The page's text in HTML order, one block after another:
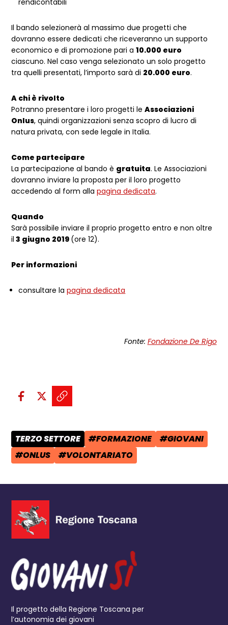
rendicontabili
Il bando selezionerà al massimo due progetti che
dovranno essere dedicati che riceveranno un supporto
economico e di promozione pari a10.000 euro
ciascuno. Nel caso venga selezionato un solo progetto
tra quelli presentati, l’importo sarà di 20.000 euro.
A chi è rivolto
Potranno presentare i loro progetti leAssociazioni
Onlus, quindi organizzazioni senza scopro di lucro di
natura privata, con sede legale in Italia.
Come partecipare
La partecipazione al bando è gratuita. Le Associazioni
dovranno inviare la proposta per il loro progetto
accedendo al form allapagina dedicata.
Quando
Sarà possibile inviare il proprio progetto entro e non oltre
il 3 giugno 2019 (ore 12).
Per informazioni
consultare lapagina dedicata
Fonte: Fondazione De Rigo
Condividi sui social:
Condividi su Facebook - apre
Condividi su X - apre una
Copia il link e condividi -
CATEGORIA POST:
TERZO SETTORE TAG:
#FORMAZIONE TAG:
#GIOVANI
TAG:
#ONLUS TAG:
#VOLONTARIATO
Il progetto della Regione Toscana per
l’autonomia dei giovani